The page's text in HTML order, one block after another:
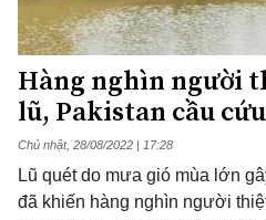
Hàng nghìn người
lũ, Pakistan cầu
Chủ nhật, 28/08/2022 | 17:28
Lũ quét do mưa gió mùa lớn
đã khiến hàng nghìn người